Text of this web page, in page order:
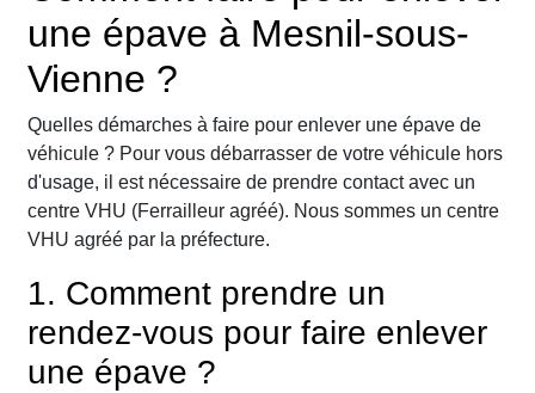
une épave à Mesnil-sous-
Vienne ?
Quelles démarches à faire pour enlever une épave de
véhicule ? Pour vous débarrasser de votre véhicule hors
d'usage, il est nécessaire de prendre contact avec un
centre VHU (Ferrailleur agréé). Nous sommes un centre
VHU agréé par la préfecture.
1. Comment prendre un
rendez-vous pour faire enlever
une épave ?